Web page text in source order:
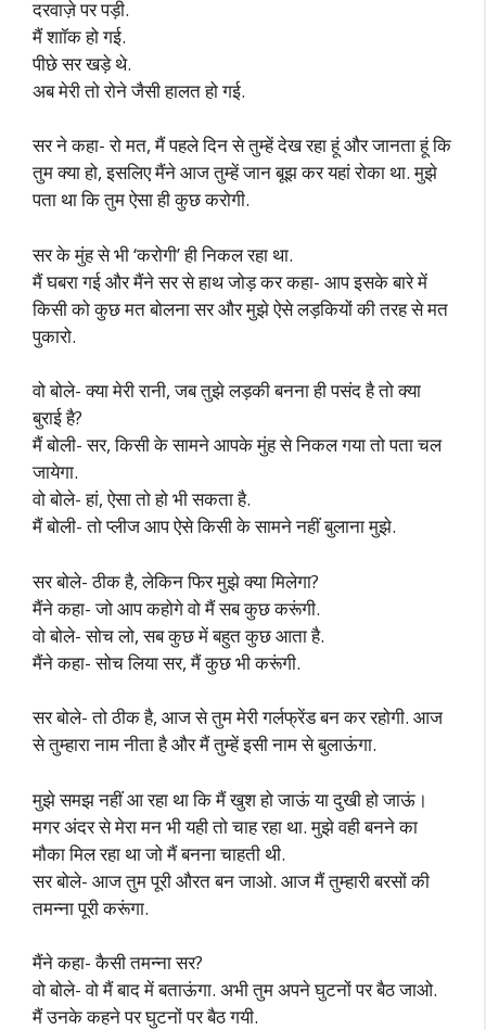
दरवाज़े पर पड़ी.
मैं शाॉक हो गई.
पीछे सर खड़े थे.
अब मेरी तो रोने जैसी हालत हो गई.
सर ने कहा- रो मत, मैं पहले दिन से तुम्हें देख रहा हूं और जानता हूं कि
तुम क्या हो, इसलिए मैंने आज तुम्हें जान बूझ कर यहां रोका था. मुझे
पता था कि तुम ऐसा ही कुछ करोगी.
सर के मुंह से भी ‘करोगी’ ही निकल रहा था.
मैं घबरा गई और मैंने सर से हाथ जोड़ कर कहा- आप इसके बारे में
किसी को कुछ मत बोलना सर और मुझे ऐसे लड़कियों की तरह से मत
पुकारो.
वो बोले- क्या मेरी रानी, जब तुझे लड़की बनना ही पसंद है तो क्या
बुराई है?
मैं बोली- सर, किसी के सामने आपके मुंह से निकल गया तो पता चल
जायेगा.
वो बोले- हां, ऐसा तो हो भी सकता है.
मैं बोली- तो प्लीज आप ऐसे किसी के सामने नहीं बुलाना मुझे.
सर बोले- ठीक है, लेकिन फिर मुझे क्या मिलेगा?
मैंने कहा- जो आप कहोगे वो मैं सब कुछ करूंगी.
वो बोले- सोच लो, सब कुछ में बहुत कुछ आता है.
मैंने कहा- सोच लिया सर, मैं कुछ भी करूंगी.
सर बोले- तो ठीक है, आज से तुम मेरी गर्लफ्रेंड बन कर रहोगी. आज
से तुम्हारा नाम नीता है और मैं तुम्हें इसी नाम से बुलाऊंगा.
मुझे समझ नहीं आ रहा था कि मैं खुश हो जाऊं या दुखी हो जाऊं।
मगर अंदर से मेरा मन भी यही तो चाह रहा था. मुझे वही बनने का
मौका मिल रहा था जो मैं बनना चाहती थी.
सर बोले- आज तुम पूरी औरत बन जाओ. आज मैं तुम्हारी बरसों की
तमन्ना पूरी करूंगा.
मैंने कहा- कैसी तमन्ना सर?
वो बोले- वो मैं बाद में बताऊंगा. अभी तुम अपने घुटनों पर बैठ जाओ.
मैं उनके कहने पर घुटनों पर बैठ गयी.